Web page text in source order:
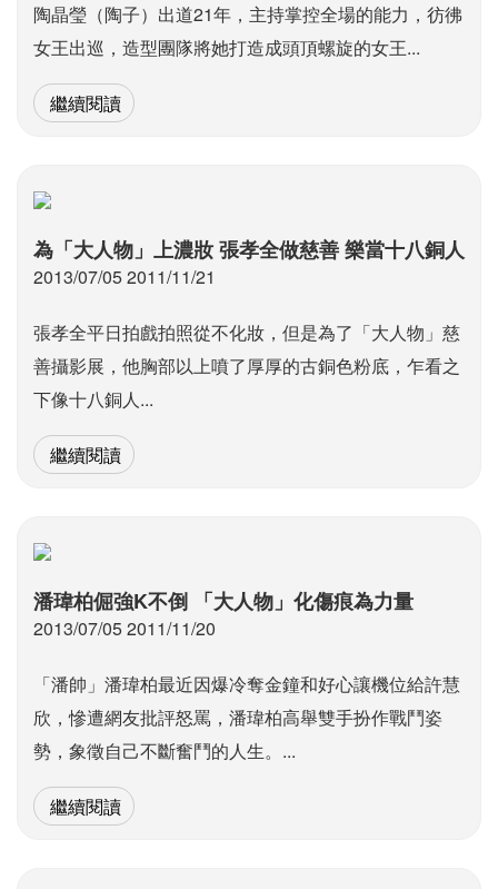
陶晶瑩（陶子）出道21年，主持掌控全場的能力，彷彿
女王出巡，造型團隊將她打造成頭頂螺旋的女王...
繼續閱讀
為「大人物」上濃妝 張孝全做慈善 樂當十八銅人
2013/07/05 2011/11/21
張孝全平日拍戲拍照從不化妝，但是為了「大人物」慈
善攝影展，他胸部以上噴了厚厚的古銅色粉底，乍看之
下像十八銅人...
繼續閱讀
潘瑋柏倔強K不倒 「大人物」化傷痕為力量
2013/07/05 2011/11/20
「潘帥」潘瑋柏最近因爆冷奪金鐘和好心讓機位給許慧
欣，慘遭網友批評怒罵，潘瑋柏高舉雙手扮作戰鬥姿
勢，象徵自己不斷奮鬥的人生。...
繼續閱讀